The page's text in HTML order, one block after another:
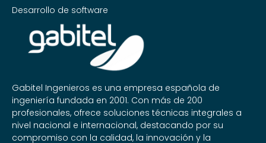
Gabitel Ingenieros es una empresa española de
ingeniería fundada en 2001. Con más de 200
profesionales, ofrece soluciones técnicas integrales a
nivel nacional e internacional, destacando por su
compromiso con la calidad, la innovación y la
Desarrollo de software